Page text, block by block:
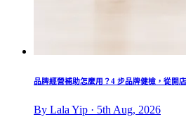
品牌經營補助怎麼用？4 步品牌健檢，從開
By Lala Yip · 5th Aug, 2026